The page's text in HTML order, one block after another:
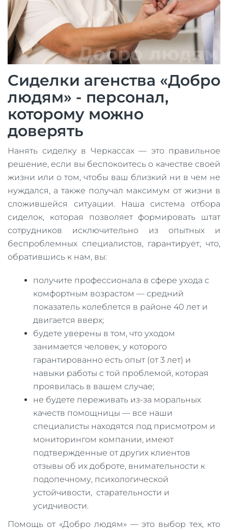
Сиделки агенства «Добро
людям» - персонал,
которому можно
доверять
Нанять сиделку в Черкассах — это правильное
решение, если вы беспокоитесь о качестве своей
жизни или о том, чтобы ваш близкий ни в чем не
нуждался, а также получал максимум от жизни в
сложившейся ситуации. Наша система отбора
сиделок, которая позволяет формировать штат
сотрудников исключительно из опытных и
беспроблемных специалистов, гарантирует, что,
обратившись к нам, вы:
получите профессионала в сфере ухода с
комфортным возрастом — средний
показатель колеблется в районе 40 лет и
двигается вверх;
будете уверены в том, что уходом
занимается человек, у которого
гарантированно есть опыт (от 3 лет) и
навыки работы с той проблемой, которая
проявилась в вашем случае;
не будете переживать из-за моральных
качеств помощницы — все наши
специалисты находятся под присмотром и
мониторингом компании, имеют
подтвержденные от других клиентов
отзывы об их доброте, внимательности к
подопечному, психологической
устойчивости, старательности и
усидчивости.
Помощь от «Добро людям» — это выбор тех, кто